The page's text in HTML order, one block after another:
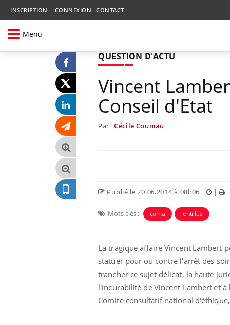
INSCRIPTION CONNEXION CONTACT
Menu
QUESTION D'ACTU
Vincent
Conseil d'Etat
Par Cécile Coumau
Publié le 20.06.2014 à 08h06 | |
Mots clés : coma lentilles
La tragique affaire Vincent Lambert
statuer pour ou contre l'arrêt des
trancher ce sujet délicat, la haute
l'incurabilité de Vincent Lambert et
Comité consultatif national